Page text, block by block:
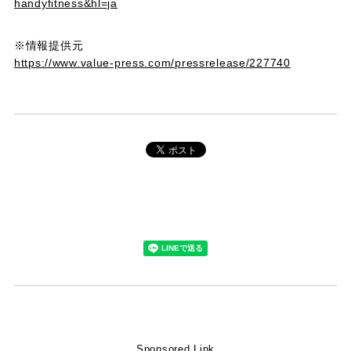
handyfitness&hl=ja
※情報提供元
https://www.value-press.com/pressrelease/227740